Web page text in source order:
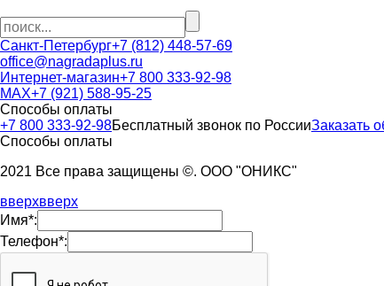
Санкт-Петербург+7 (812) 448-57-69
office@nagradaplus.ru
Интернет-магазин+7 800 333-92-98
MAX+7 (921) 588-95-25
Способы оплаты
+7 800 333-92-98Бесплатный звонок по РоссииЗаказать
Способы оплаты
2021 Все права защищены ©. ООО "ОНИКС"
вверхвверх
Имя*:
Телефон*: